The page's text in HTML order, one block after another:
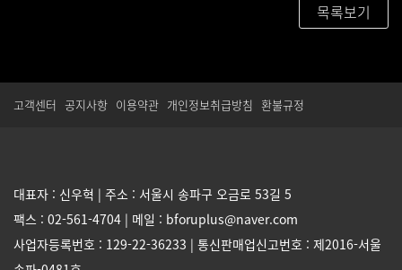
목록보기
고객센터 공지사항 이용약관 개인정보취급방침 환불규정
대표자 : 신우혁 | 주소 : 서울시 송파구 오금로 53길 5
팩스 : 02-561-4704 | 메일 : bforuplus@naver.com
사업자등록번호 : 129-22-36233 | 통신판매업신고번호 : 제2016-서울